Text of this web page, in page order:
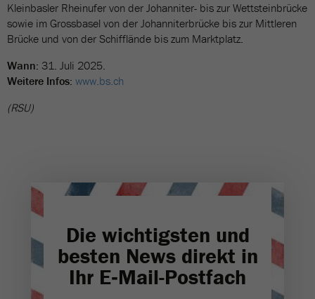
Kleinbasler Rheinufer von der Johanniter- bis zur Wettsteinbrücke
sowie im Grossbasel von der Johanniterbrücke bis zur Mittleren
Brücke und von der Schifflände bis zum Marktplatz.
Wann: 31. Juli 2025.
Weitere Infos: www.bs.ch
(RSU)
Die wichtigsten und
besten News direkt in
Ihr E‑Mail-Postfach